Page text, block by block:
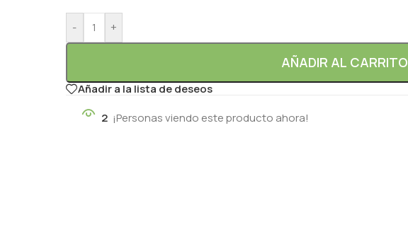
- +
AÑADIR AL CARRITO
Añadir a la lista de deseos
2 ¡Personas viendo este producto ahora!